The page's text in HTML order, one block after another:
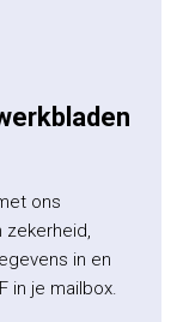
ons
zekerheid,
in en
in je mailbox.